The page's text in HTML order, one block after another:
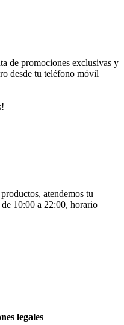
de promociones exclusivas y
desde tu teléfono móvil
atendemos tu
10:00 a 22:00, horario
legales